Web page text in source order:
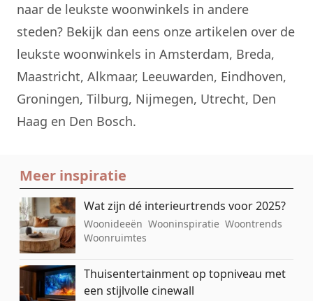
naar de leukste woonwinkels in andere
steden? Bekijk dan eens onze artikelen over de
leukste woonwinkels in Amsterdam, Breda,
Maastricht, Alkmaar, Leeuwarden, Eindhoven,
Groningen, Tilburg, Nijmegen, Utrecht, Den
Haag en Den Bosch.
Meer inspiratie
Wat zijn dé interieurtrends voor 2025?
Woonideeën Wooninspiratie Woontrends
Woonruimtes
Thuisentertainment op topniveau met
een stijlvolle cinewall